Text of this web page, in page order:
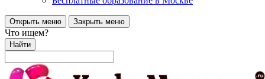
Открыть меню Закрыть меню
Что ищем?
Найти